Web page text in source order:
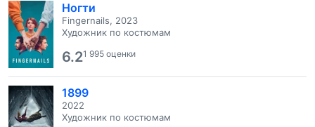
Ногти
Fingernails, 2023
Художник по костюмам
6.21 995 оценки
1899
2022
Художник по костюмам